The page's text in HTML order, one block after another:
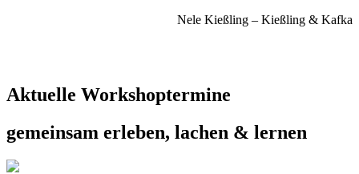
Nele Kießling – Kießling & Kafka
Aktuelle Workshoptermine
gemeinsam erleben, lachen & lernen